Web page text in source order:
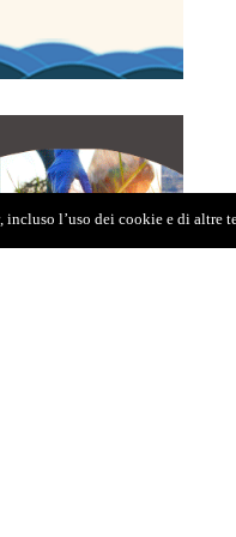
l’uso dei cookie e di altre